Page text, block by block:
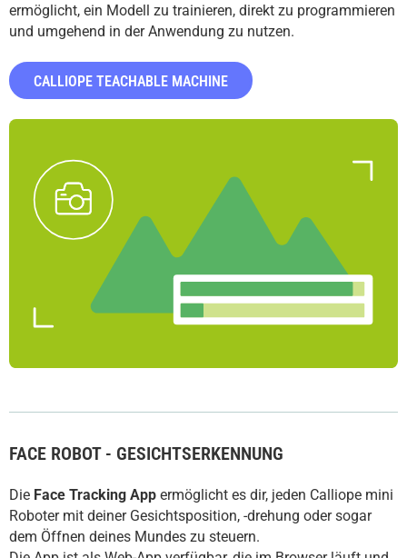
ermöglicht, ein Modell zu trainieren, direkt zu programmieren
und umgehend in der Anwendung zu nutzen.
CALLIOPE TEACHABLE MACHINE
FACE ROBOT - GESICHTSERKENNUNG
Die Face Tracking App ermöglicht es dir, jeden Calliope mini
Roboter mit deiner Gesichtsposition, -drehung oder sogar
dem Öffnen deines Mundes zu steuern.